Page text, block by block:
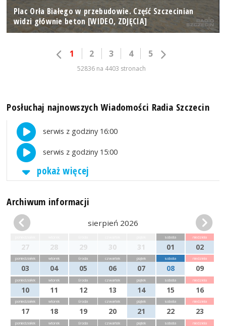
Plac Orła Białego w przebudowie. Część Szczecinian
widzi głównie beton [WIDEO, ZDJĘCIA]
1 2 3 4 5
52836 na 4403 stronach
Posłuchaj najnowszych Wiadomości Radia Szczecin
serwis z godziny 16:00
serwis z godziny 15:00
pokaż więcej
Archiwum informacji
sierpień 2026
27 28 29 30 31
sobota
01
niedziela
02
poniedziałek
03
wtorek
04
środa
05
czwartek
06
piątek
07
sobota
08
niedziela
09
poniedziałek
10
wtorek
11
środa
12
czwartek
13
piątek
14
sobota
15
niedziela
16
poniedziałek
17
wtorek
18
środa
19
czwartek
20
piątek
21
sobota
22
niedziela
23
poniedziałek wtorek środa czwartek piątek sobota niedziela